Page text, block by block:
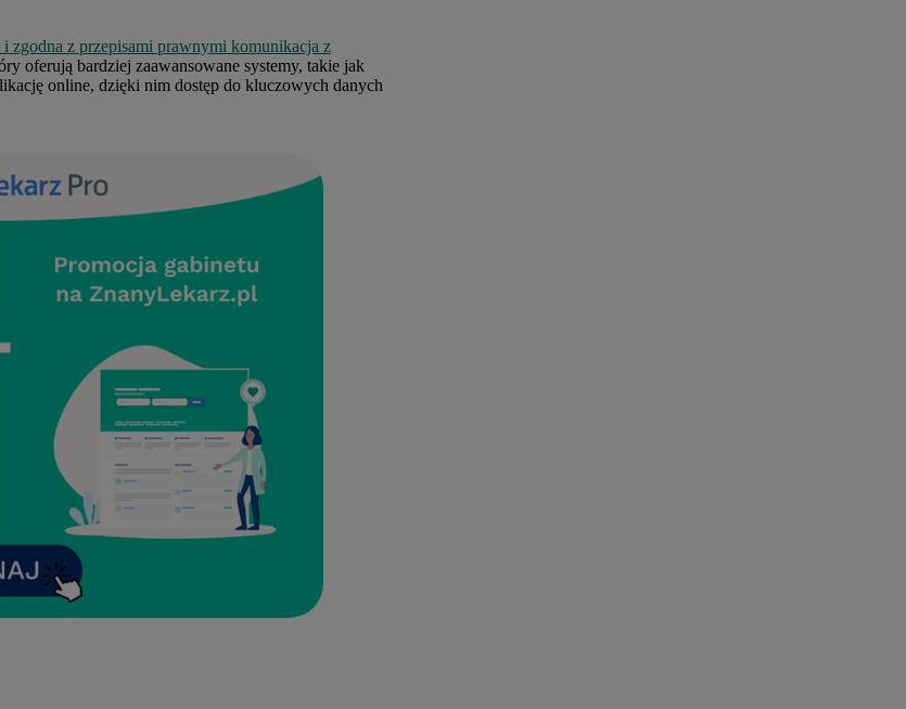
i zgodna z przepisami prawnymi komunikacja z
oferują bardziej zaawansowane systemy, takie jak
online, dzięki nim dostęp do kluczowych danych